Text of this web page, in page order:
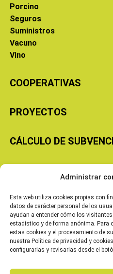
Administrar
Esta web utiliza cookies propias con
datos de carácter personal de los
ayudan a entender cómo los
estadístico y de forma anónima. Para
estas cookies y el procesamiento de
nuestra Política de privacidad y
configurarlas y revisarlas desde el
Porcino
Seguros
Suministros
Vacuno
Vino
COOPERATIVAS
PROYECTOS
CÁLCULO DE